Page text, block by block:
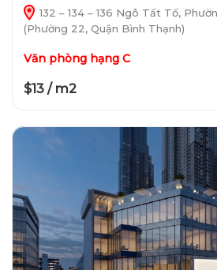
132 – 134 – 136 Ngô Tất Tố,
(Phường 22, Quận Bình Thạnh)
Văn phòng hạng C
$13 / m2